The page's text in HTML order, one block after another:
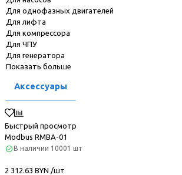
Для однофазных двигателей
Для лифта
Для компрессора
Для ЧПУ
Для генератора
Показать больше
Аксессуары
Быстрый просмотр
Modbus RMBA-01
В наличии 10001 шт
2 312.63 BYN /шт